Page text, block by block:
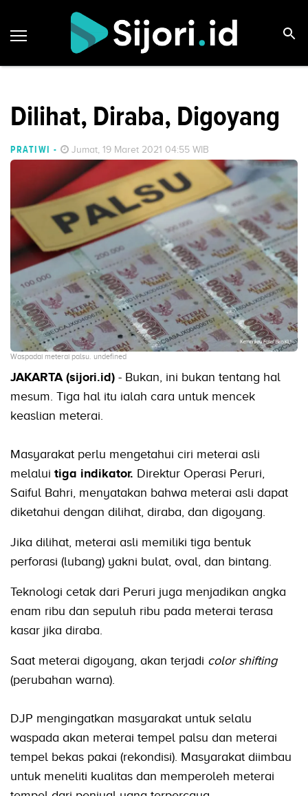
Dilihat, Diraba, Digoyang
PRATIWI - Jumat, 19 Maret 2021 04:55 WIB
Waspadai meterai palsu. undefined
JAKARTA (sijori.id) - Bukan, ini bukan tentang hal
mesum. Tiga hal itu ialah cara untuk mencek
keaslian meterai.
Masyarakat perlu mengetahui ciri meterai asli
melalui tiga indikator. Direktur Operasi Peruri,
Saiful Bahri, menyatakan bahwa meterai asli dapat
diketahui dengan dilihat, diraba, dan digoyang.
Jika dilihat, meterai asli memiliki tiga bentuk
perforasi (lubang) yakni bulat, oval, dan bintang.
Teknologi cetak dari Peruri juga menjadikan angka
enam ribu dan sepuluh ribu pada meterai terasa
kasar jika diraba.
Saat meterai digoyang, akan terjadi color shifting
(perubahan warna).
DJP mengingatkan masyarakat untuk selalu
waspada akan meterai tempel palsu dan meterai
tempel bekas pakai (rekondisi). Masyarakat diimbau
untuk meneliti kualitas dan memperoleh meterai